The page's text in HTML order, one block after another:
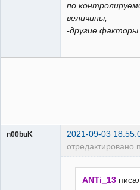
по
величины;
-другие факторы
n00buK 2021-09-03
отредактировано
ANTi_13